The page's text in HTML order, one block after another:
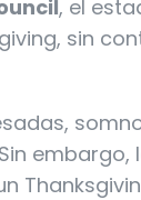
, el
sin
embargo,